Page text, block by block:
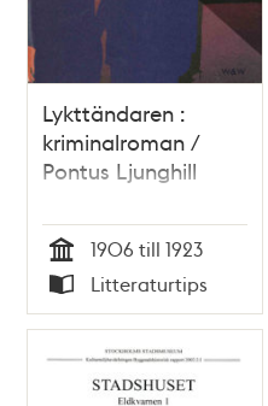
Lykttändaren :
kriminalroman /
Pontus Ljunghill
Tid
1906 till 1923
Typ
Litteraturtips